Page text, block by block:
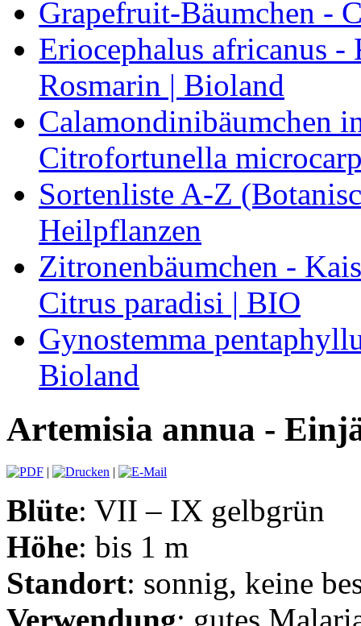
Grapefruit-Bäumchen -
Eriocephalus africanus
Rosmarin | Bioland
Calamondinibäumchen
Citrofortunella
Sortenliste A-Z
Heilpflanzen
Zitronenbäumchen -
Citrus paradisi | BIO
Gynostemma
Bioland
Artemisia annua -
| |
Blüte: VII – IX gelbgrün
Höhe: bis 1 m
Standort: sonnig, keine
Verwendung: gutes